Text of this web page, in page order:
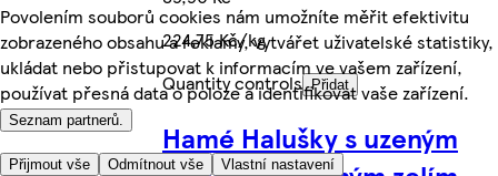
Povolením souborů cookies nám umožníte měřit efektivitu
zobrazeného obsahu a reklamy, vytvářet uživatelské statistiky,
ukládat nebo přistupovat k informacím ve vašem zařízení,
používat přesná data o poloze a identifikovat vaše zařízení.
Seznam partnerů.
Přijmout vše Odmítnout vše Vlastní nastavení
224,75 Kč/kg
Quantity controls Přidat
Hamé Halušky s uzeným